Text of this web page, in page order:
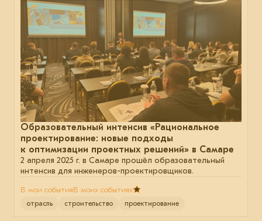
Образовательный интенсив «Рациональное
проектирование: новые подходы
к оптимизации проектных решений» в Самаре
2 апреля 2025 г. в Самаре прошёл образовательный
интенсив для инженеров-проектировщиков.
В мои событияВ моих событиях
отрасль строительство проектирование